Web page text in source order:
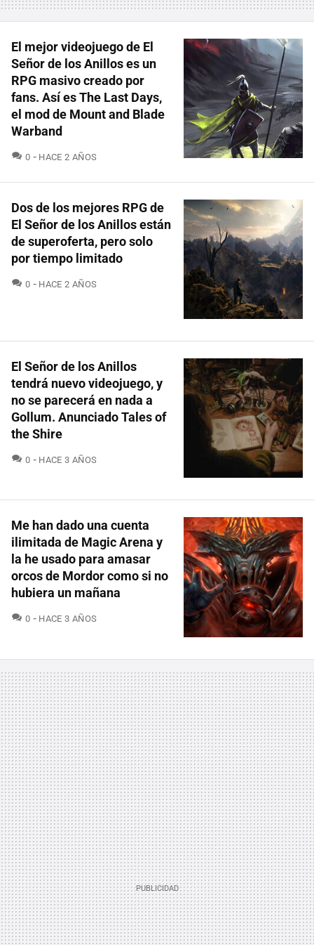
El mejor videojuego de El
Señor de los Anillos es un
RPG masivo creado por
fans. Así es The Last Days,
el mod de Mount and Blade
Warband
0 COMENTARIOS
HACE 2 AÑOS
Dos de los mejores RPG de
El Señor de los Anillos están
de superoferta, pero solo
por tiempo limitado
0 COMENTARIOS
HACE 2 AÑOS
El Señor de los Anillos
tendrá nuevo videojuego, y
no se parecerá en nada a
Gollum. Anunciado Tales of
the Shire
0 COMENTARIOS
HACE 3 AÑOS
Me han dado una cuenta
ilimitada de Magic Arena y
la he usado para amasar
orcos de Mordor como si no
hubiera un mañana
0 COMENTARIOS
HACE 3 AÑOS